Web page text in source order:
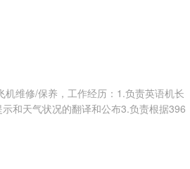
维修/保养，工作经历：1.负责英语机长
和天气状况的翻译和公布3.负责根据396